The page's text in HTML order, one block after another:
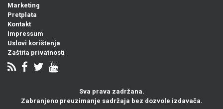
Marketing
Pretplata
Kontakt
Impressum
Uslovi korištenja
Zaštita privatnosti
Sva prava zadržana.
Zabranjeno preuzimanje sadržaja bez dozvole izdavača.